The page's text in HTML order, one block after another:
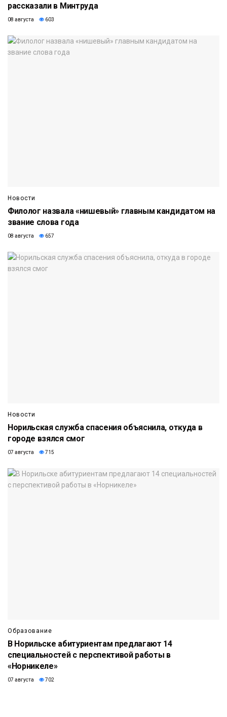
рассказали в Минтруда
08 августа 603
Новости
Филолог назвала «нишевый» главным кандидатом на
звание слова года
08 августа 657
Новости
Норильская служба спасения объяснила, откуда в
городе взялся смог
07 августа 715
Образование
В Норильске абитуриентам предлагают 14
специальностей с перспективой работы в
«Норникеле»
07 августа 702